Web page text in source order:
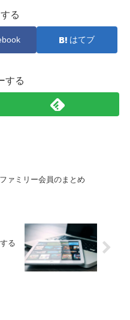
る
はてブ
する
ァミリー会員のまとめ
る